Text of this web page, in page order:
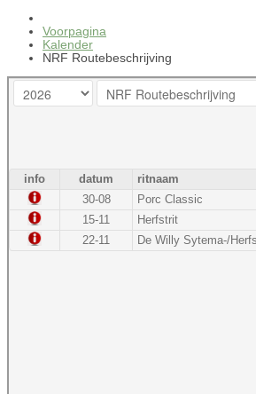
Voorpagina
Kalender
NRF Routebeschrijving